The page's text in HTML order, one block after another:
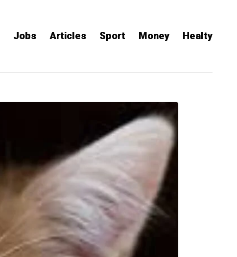
Jobs Articles Sport Money Healty